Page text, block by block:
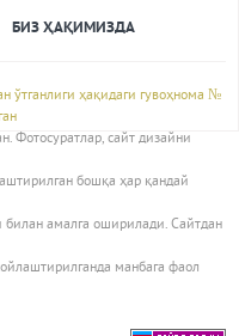
БИЗ ҲАҚИМИЗДА
ўтганлиги ҳақидаги гувоҳнома №
Фотосуратлар, сайт дизайни
бошқа ҳар қандай
амалга оширилади. Сайтдан
манбага фаол